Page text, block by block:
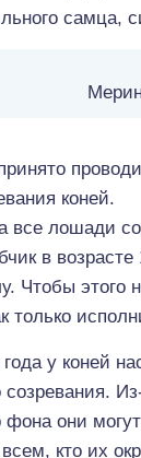
самца,
коней.
все лошади
в возрасте
Чтобы этого
только
у коней
фона они
кто их